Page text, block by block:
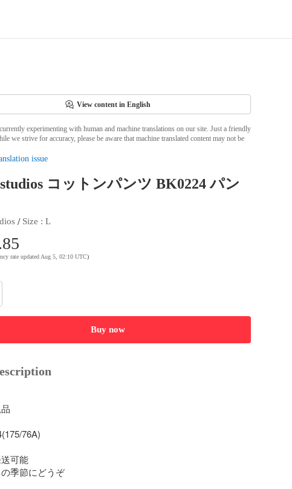
View content in English
experimenting with human and machine translations on our site. Just a friendly
we strive for accuracy, please be aware that machine translated content may not be
issue
コットンパンツ BK0224 パン
/ Size : L
rate updated Aug 5, 02:10 UTC)
Buy now
76A)
可能
季節にどうぞ